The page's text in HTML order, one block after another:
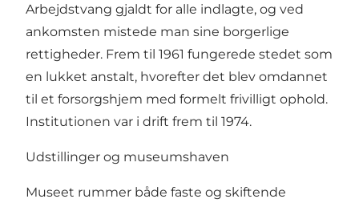
Arbejdstvang gjaldt for alle indlagte, og ved
ankomsten mistede man sine borgerlige
rettigheder. Frem til 1961 fungerede stedet som
en lukket anstalt, hvorefter det blev omdannet
til et forsorgshjem med formelt frivilligt ophold.
Institutionen var i drift frem til 1974.
Udstillinger og museumshaven
Museet rummer både faste og skiftende